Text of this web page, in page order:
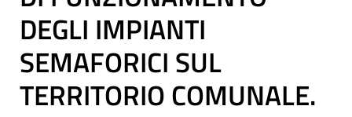
DEGLI IMPIANTI
SEMAFORICI SUL
TERRITORIO COMUNALE.